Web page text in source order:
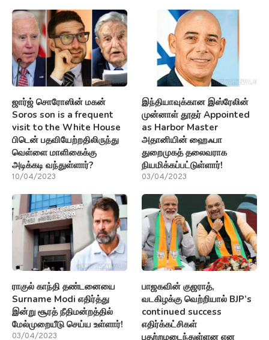
ஜார்ஜ் சொரோஸின் மகன்
Soros son is a frequent
visit to the White House
பிடென் பதவியேற்றதிலிருந்து
வெள்ளை மாளிகைக்கு
அடிக்கடி வந்துள்ளார்?
10/04/2023
இந்தியாவுக்கான இஸ்ரேலின்
முன்னாள் தூதர் Appointed
as Harbor Master
அதானியின் ஹைஃபா
துறைமுகத் தலைவராக
நியமிக்கப்பட்டுள்ளார்!
03/04/2023
ராகுல் காந்தி தண்டனையை
Surname Modi எதிர்த்து
இன்று சூரத் நீதிமன்றத்தில்
மேல்முறையீடு செய்ய உள்ளார்!
03/04/2023
பாஜகவின் குஜராத்,
வடகிழக்கு வெற்றியால் BJP’s
continued success
எதிர்க்கட்சிகள்
பதற்றமடைந்துள்ளன என